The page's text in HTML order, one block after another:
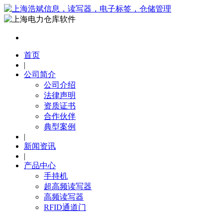
首页
|
公司简介
公司介绍
法律声明
资质证书
合作伙伴
典型案例
|
新闻资讯
|
产品中心
手持机
超高频读写器
高频读写器
RFID通道门